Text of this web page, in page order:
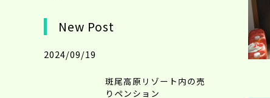
New Post
2024/09/19
斑尾高原リゾート内の売
りペンション